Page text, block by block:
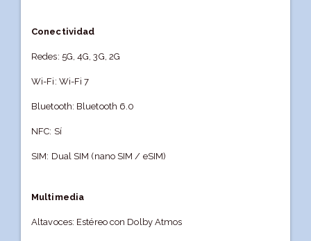
Conectividad
Redes: 5G, 4G, 3G, 2G
Wi-Fi: Wi-Fi 7
Bluetooth: Bluetooth 6.0
NFC: Sí
SIM: Dual SIM (nano SIM / eSIM)
Multimedia
Altavoces: Estéreo con Dolby Atmos